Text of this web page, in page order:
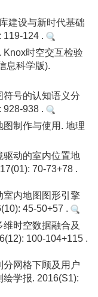
建设与新时代基础
119-124 .
Knox时空交互检验
息科学版).
符号的认知语义分
928-938 .
制作与使用. 地理
驱动的室内位置地
70-73+78 .
室内地图图形引擎
45-50+57 .
时空数据融合及
100-104+115 .
分网格下顾及用户
学报. 2016(S1):